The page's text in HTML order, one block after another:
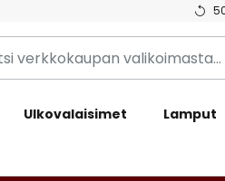
Ulkovalaisimet Lamput